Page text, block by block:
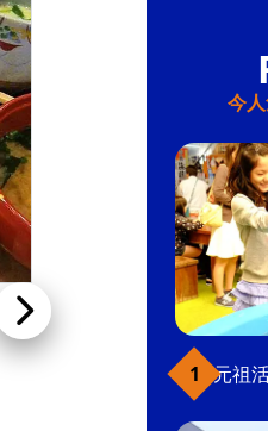
生ラムや高級黒毛
供する焼肉店。炭
今